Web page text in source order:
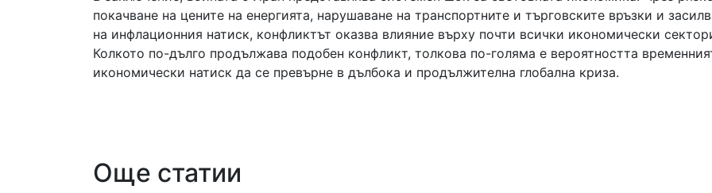
покачване на цените на енергията, нарушаване на транспортните и търговските връзки и
на инфлационния натиск, конфликтът оказва влияние върху почти всички икономически
Колкото по-дълго продължава подобен конфликт, толкова по-голяма е вероятността
икономически натиск да се превърне в дълбока и продължителна глобална криза.
Още статии